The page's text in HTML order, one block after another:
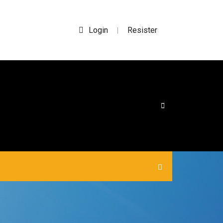
Login | Resister